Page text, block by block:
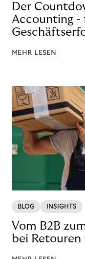
Der
Accounting -
MEHR LESEN
BLOG INSIGHTS
Vom B2B
bei